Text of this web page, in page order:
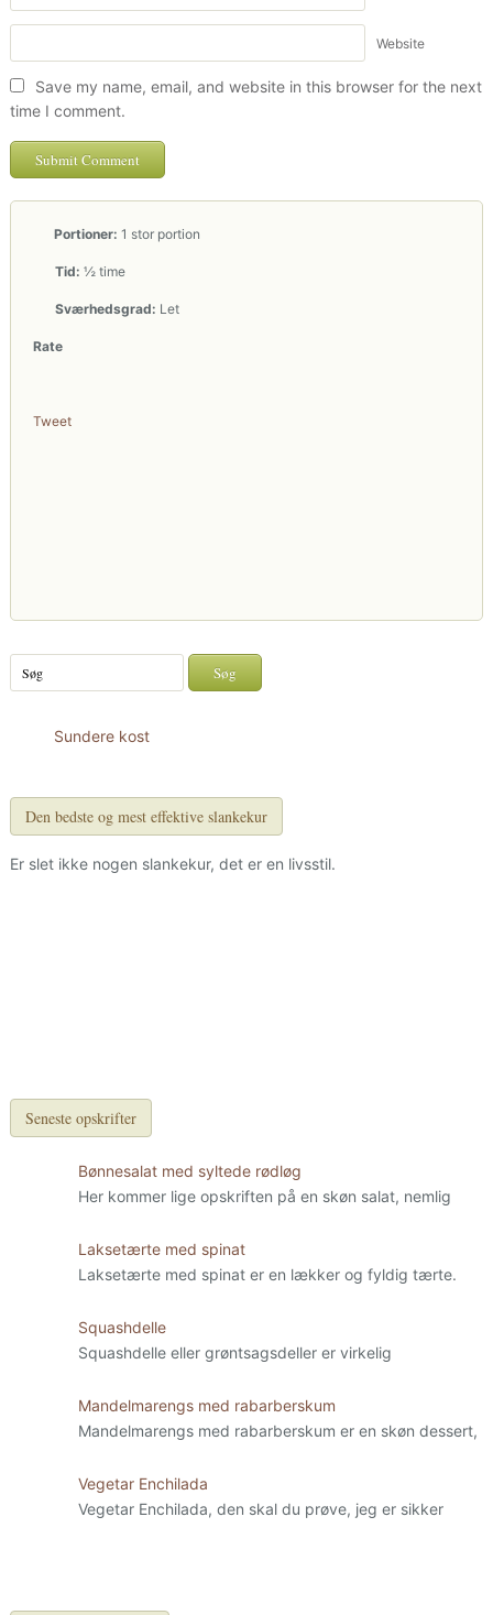
Website
Save my name, email, and website in this browser for the next
time I comment.
Portioner: 1 stor portion
Tid: ½ time
Sværhedsgrad: Let
Rate
Tweet
Sundere kost
Den bedste og mest effektive slankekur
Er slet ikke nogen slankekur, det er en livsstil.
Seneste opskrifter
Bønnesalat med syltede rødløg
Her kommer lige opskriften på en skøn salat, nemlig
Laksetærte med spinat
Laksetærte med spinat er en lækker og fyldig tærte.
Squashdelle
Squashdelle eller grøntsagsdeller er virkelig
Mandelmarengs med rabarberskum
Mandelmarengs med rabarberskum er en skøn dessert,
Vegetar Enchilada
Vegetar Enchilada, den skal du prøve, jeg er sikker